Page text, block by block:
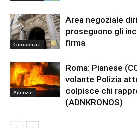
Comunicati
Area negoziale
proseguono gli
firma
Agenzie
Roma: Pianese
volante Polizia
colpisce chi
(ADNKRONOS)